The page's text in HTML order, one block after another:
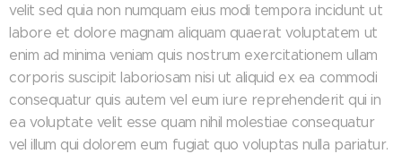
velit sed quia non numquam eius modi tempora incidunt ut
labore et dolore magnam aliquam quaerat voluptatem ut
enim ad minima veniam quis nostrum exercitationem ullam
corporis suscipit laboriosam nisi ut aliquid ex ea commodi
consequatur quis autem vel eum iure reprehenderit qui in
ea voluptate velit esse quam nihil molestiae consequatur
vel illum qui dolorem eum fugiat quo voluptas nulla pariatur.